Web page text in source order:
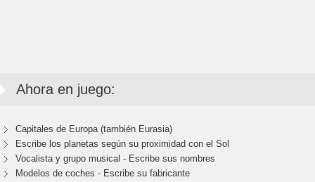
Ahora en juego:
Capitales de Europa (también Eurasia)
Escribe los planetas según su proximidad con el Sol
Vocalista y grupo musical - Escribe sus nombres
Modelos de coches - Escribe su fabricante